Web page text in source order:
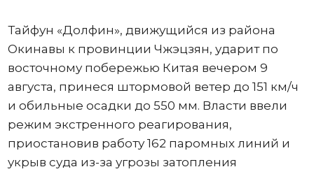
Тайфун «Долфин», движущийся из района
Окинавы к провинции Чжэцзян, ударит по
восточному побережью Китая вечером 9
августа, принеся штормовой ветер до 151 км/ч
и обильные осадки до 550 мм. Власти ввели
режим экстренного реагирования,
приостановив работу 162 паромных линий и
укрыв суда из-за угрозы затопления